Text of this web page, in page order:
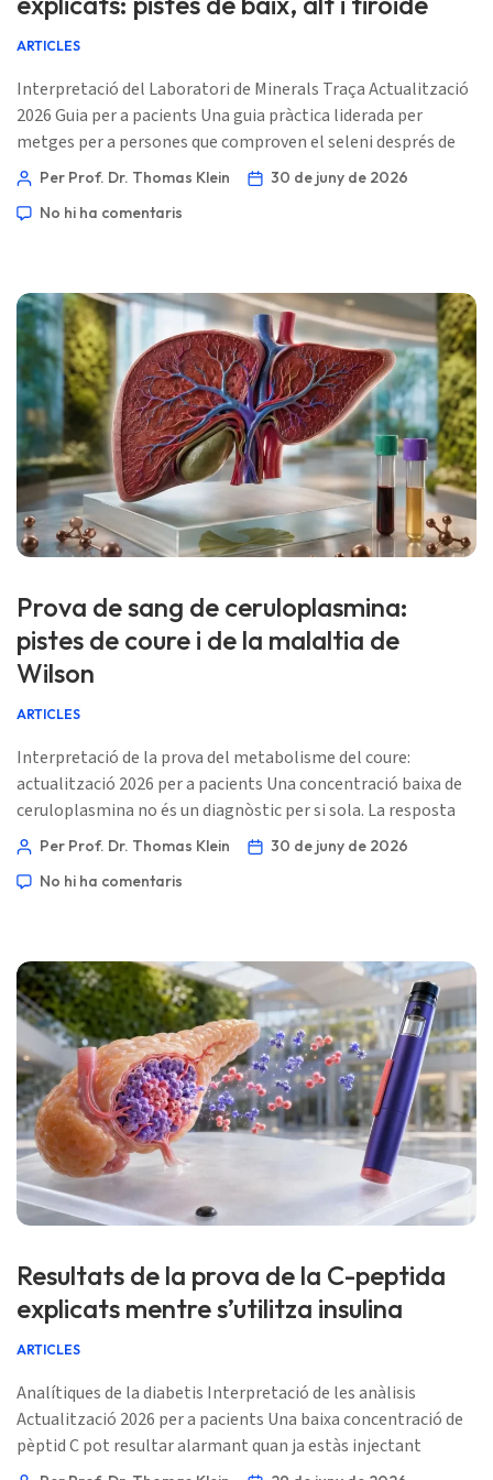
ARTICLES
Interpretació del Laboratori de Minerals Traça Actualització
2026 Guia per a pacients Una guia pràctica liderada per
metges per a persones que comproven el seleni després de
suplements, preocupacions de tiroides, ingesta baixa,
minuts 📅 30 de juny de 2026 📝 Publicat: 30 de juny de 2026
Per Prof. Dr. Thomas Klein
30 de juny de 2026
No hi ha comentaris
Prova de sang de ceruloplasmina:
pistes de coure i de la malaltia de
Wilson
ARTICLES
Interpretació de la prova del metabolisme del coure:
actualització 2026 per a pacients Una concentració baixa de
ceruloplasmina no és un diagnòstic per si sola. La resposta
útil prové del patró: coure sèric, coure en orina de 24 hores,
vegades, genètica. 📖 ~11 minuts 📅 30 de juny de 2026 📝
Per Prof. Dr. Thomas Klein
30 de juny de 2026
No hi ha comentaris
Resultats de la prova de la C-peptida
explicats mentre s’utilitza insulina
ARTICLES
Analítiques de la diabetis Interpretació de les anàlisis
Actualització 2026 per a pacients Una baixa concentració de
pèptid C pot resultar alarmant quan ja estàs injectant
insulina. El truc és saber que el pèptid C mesura el teu